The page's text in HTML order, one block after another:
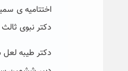
دکتر نبوی ثالث
دکتر طیبه